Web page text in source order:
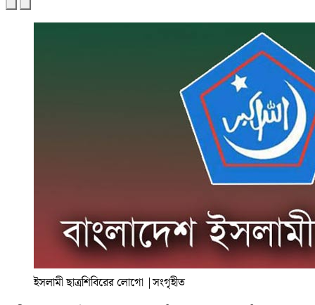
ইসলামী ছাত্রশিবিরের লোগো |সংগৃহীত